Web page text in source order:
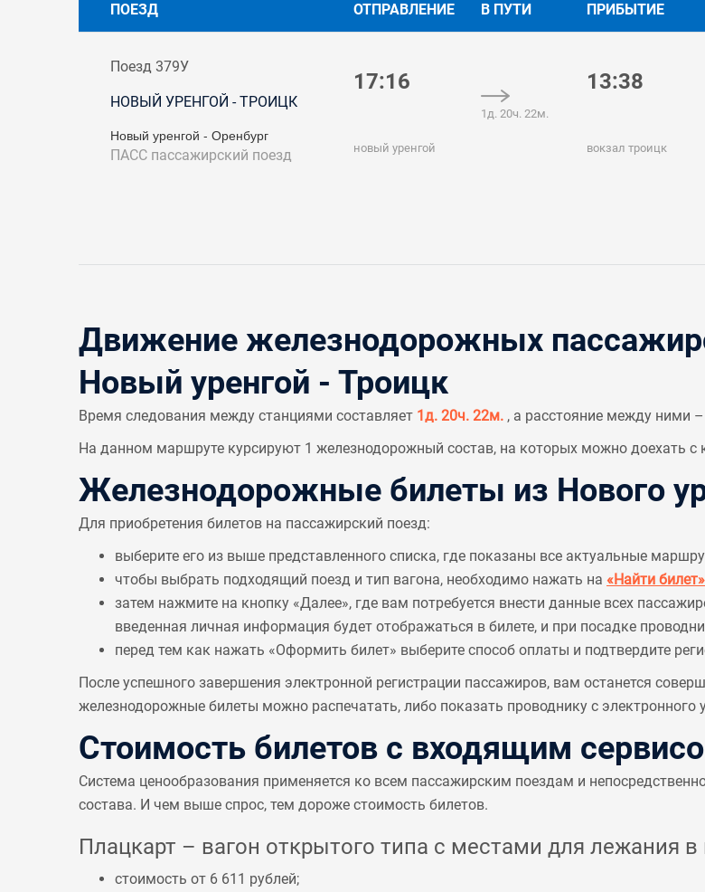
ПОЕЗД ОТПРАВЛЕНИЕ В ПУТИ ПРИБЫТИЕ
Поезд 379У
НОВЫЙ УРЕНГОЙ - ТРОИЦК
Новый уренгой - Оренбург
ПАСС пассажирский поезд
17:16
новый уренгой
1д. 20ч. 22м.
13:38
вокзал троицк
Движение железнодорожных
Новый уренгой - Троицк
Время следования между станциями составляет 1д. 20ч. 22м. , а расстояние между ними
На данном маршруте курсируют 1 железнодорожный состав, на которых можно доехать с
Железнодорожные билеты из Нового
Для приобретения билетов на пассажирский поезд:
выберите его из выше представленного списка, где показаны все актуальные
чтобы выбрать подходящий поезд и тип вагона, необходимо нажать на «Найти билет»
затем нажмите на кнопку «Далее», где вам потребуется внести данные всех
введенная личная информация будет отображаться в билете, и при посадке
перед тем как нажать «Оформить билет» выберите способ оплаты и подтвердите
После успешного завершения электронной регистрации пассажиров, вам останется
железнодорожные билеты можно распечатать, либо показать проводнику с электронного
Стоимость билетов с входящим
Система ценообразования применяется ко всем пассажирским поездам и
состава. И чем выше спрос, тем дороже стоимость билетов.
Плацкарт – вагон открытого типа с местами для лежания в
стоимость от 6 611 рублей;